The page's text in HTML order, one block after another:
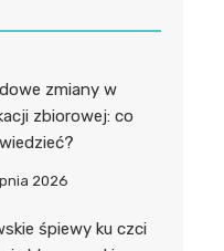
zmiany w
zbiorowej: co
2026
śpiewy ku czci